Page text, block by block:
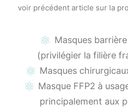
voir précédent article sur la
Masques
(privilégier la filière
Masques
Masque FFP2 à
principalement aux